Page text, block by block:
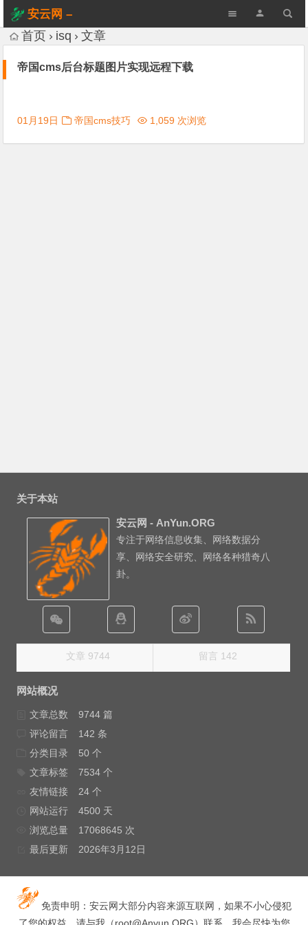
安云网 –
AnYun.ORG
首页 isq 文章
帝国cms后台标题图片实现远程下载
01月19日 帝国cms技巧 1,059 次浏览
关于本站
安云网 - AnYun.ORG
专注于网络信息收集、网络数据分
享、网络安全研究、网络各种猎奇八
卦。
文章 9744 留言 142
网站概况
文章总数
9744 篇
评论留言
142 条
分类目录
50 个
文章标签
7534 个
友情链接
24 个
网站运行
4500 天
浏览总量
17068645 次
最后更新
2026年3月12日
免责申明：安云网大部分内容来源互联网，如果不小心侵犯